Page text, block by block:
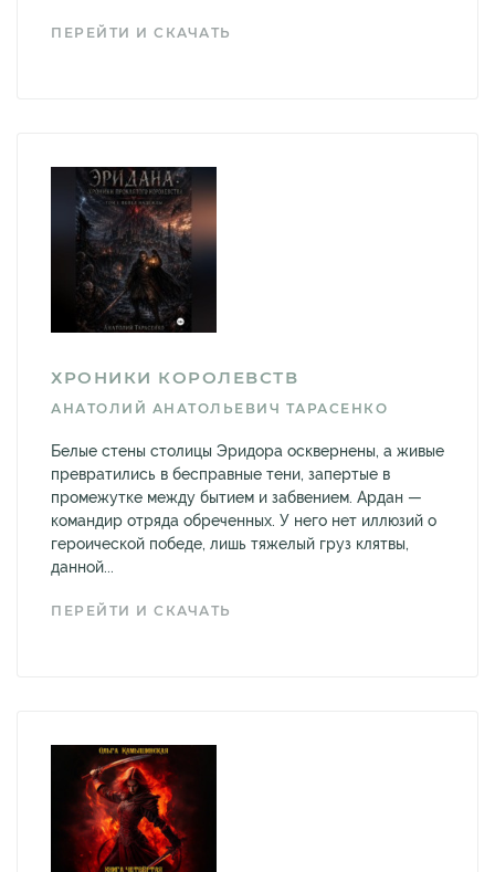
ПЕРЕЙТИ И СКАЧАТЬ
ХРОНИКИ КОРОЛЕВСТВ
АНАТОЛИЙ АНАТОЛЬЕВИЧ ТАРАСЕНКО
Белые стены столицы Эридора осквернены, а живые
превратились в бесправные тени, запертые в
промежутке между бытием и забвением. Ардан —
командир отряда обреченных. У него нет иллюзий о
героической победе, лишь тяжелый груз клятвы,
данной...
ПЕРЕЙТИ И СКАЧАТЬ